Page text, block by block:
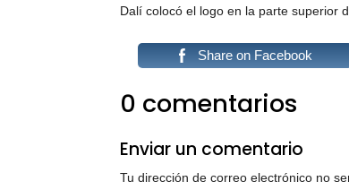
Dalí colocó el logo en la parte superior
Share on Facebook
0 comentarios
Enviar un comentario
Tu dirección de correo electrónico no